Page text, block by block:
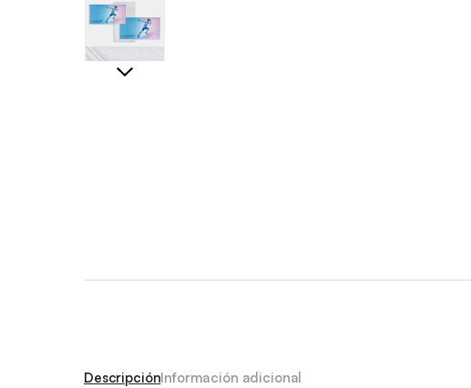
DescripciónInformación adicional